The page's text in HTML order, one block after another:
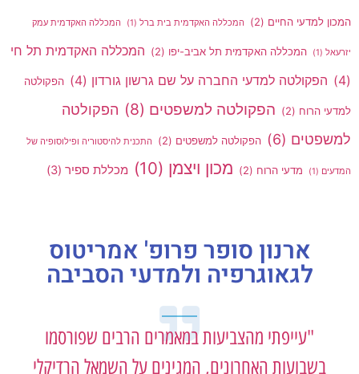
המכון למדעי החיים (2) המכללה האקדמית בית ברל (1) המכללה האקדמית עמק
יזרעאל (1) המכללה האקדמית תל אביב-יפו (2)
המכללה האקדמית תל חי
(4)
הפקולטה למדעי החברה על שם גרשון גורדון (4) הפקולטה
למדעי הרוח (2) הפקולטה למשפטים (8)
הפקולטה
למשפטים (6) הפקולטה למשפטים (2) התכנית להיסטוריה ופילוסופיה של
המדעים (1) מדעי הרוח (2) מכון ויצמן (10) מכללת ספיר (3)
ארנון סופר פרופ' אמריטוס
לגאוגרפיה ולמדעי הסביבה
"עייפתי מהצביעות במאמרים הרבים שפורסמו
בשבועות האחרונים, המגינים על השמאל הרדיקלי